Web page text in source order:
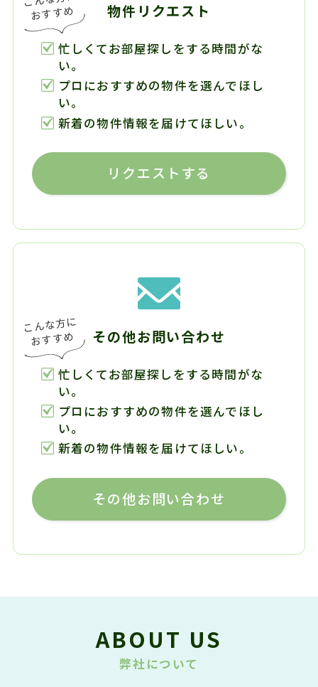
物件リクエスト
忙しくてお部屋探しをする時間がな
い。
プロにおすすめの物件を選んでほし
い。
新着の物件情報を届けてほしい。
リクエストする
その他お問い合わせ
忙しくてお部屋探しをする時間がな
い。
プロにおすすめの物件を選んでほし
い。
新着の物件情報を届けてほしい。
その他お問い合わせ
ABOUT US
弊社について